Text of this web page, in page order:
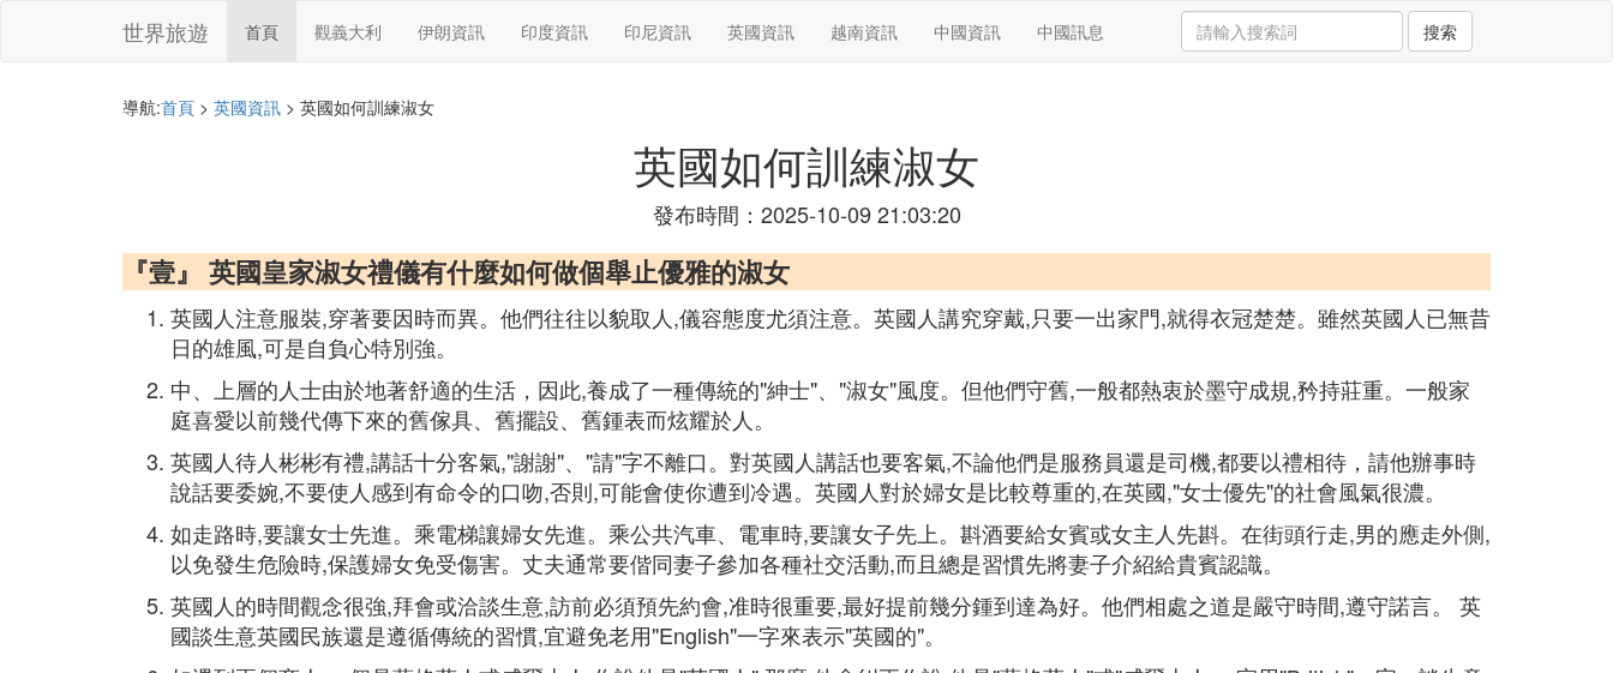
世界旅遊 首頁 觀義大利 伊朗資訊 印度資訊 印尼資訊 英國資訊 越南資訊 中國資訊 中國訊息 搜索
導航:首頁 > 英國資訊 > 英國如何訓練淑女
英國如何訓練淑女
發布時間：2025-10-09 21:03:20
『壹』 英國皇家淑女禮儀有什麼如何做個舉止優雅的淑女
英國人注意服裝,穿著要因時而異。他們往往以貌取人,儀容態度尤須注意。英國人講究穿戴,只要一出家門,就得衣冠楚楚。雖然英國人已無昔
日的雄風,可是自負心特別強。
中、上層的人士由於地著舒適的生活，因此,養成了一種傳統的"紳士"、"淑女"風度。但他們守舊,一般都熱衷於墨守成規,矜持莊重。一般家
庭喜愛以前幾代傳下來的舊傢具、舊擺設、舊鍾表而炫耀於人。
英國人待人彬彬有禮,講話十分客氣,"謝謝"、"請"字不離口。對英國人講話也要客氣,不論他們是服務員還是司機,都要以禮相待，請他辦事時
說話要委婉,不要使人感到有命令的口吻,否則,可能會使你遭到冷遇。英國人對於婦女是比較尊重的,在英國,"女士優先"的社會風氣很濃。
如走路時,要讓女士先進。乘電梯讓婦女先進。乘公共汽車、電車時,要讓女子先上。斟酒要給女賓或女主人先斟。在街頭行走,男的應走外側,
以免發生危險時,保護婦女免受傷害。丈夫通常要偕同妻子參加各種社交活動,而且總是習慣先將妻子介紹給貴賓認識。
英國人的時間觀念很強,拜會或洽談生意,訪前必須預先約會,准時很重要,最好提前幾分鍾到達為好。他們相處之道是嚴守時間,遵守諾言。 英
國談生意英國民族還是遵循傳統的習慣,宜避免老用"English"一字來表示"英國的"。